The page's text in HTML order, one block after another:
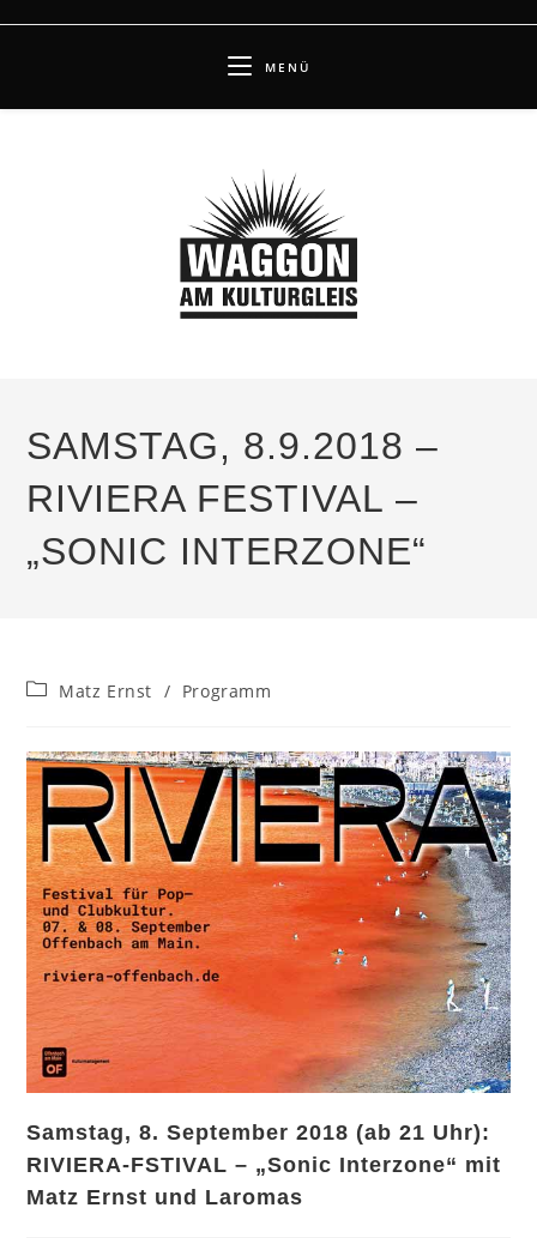
MENÜ
SAMSTAG, 8.9.2018 –
RIVIERA FESTIVAL –
„SONIC INTERZONE“
Beitrags-
Matz Ernst / Programm
Samstag, 8. September 2018 (ab 21 Uhr):
RIVIERA-FSTIVAL – „Sonic Interzone“ mit
Matz Ernst und Laromas